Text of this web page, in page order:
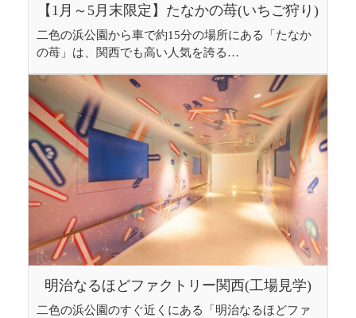
【1月～5月末限定】たなかの苺(いちご狩り)
二色の浜公園から車で約15分の場所にある「たなか
の苺」は、関西でも高い人気を誇る…
明治なるほどファクトリー関西(工場見学)
二色の浜公園のすぐ近くにある「明治なるほどファ